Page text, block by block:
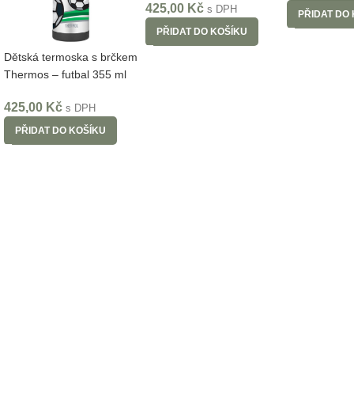
Dětská termoska s brčkem
Thermos – futbal 355 ml
425,00 Kč s DPH
PŘIDAT DO KOŠÍKU
425,00 Kč s DPH
PŘIDAT DO KOŠÍKU
PŘIDAT DO